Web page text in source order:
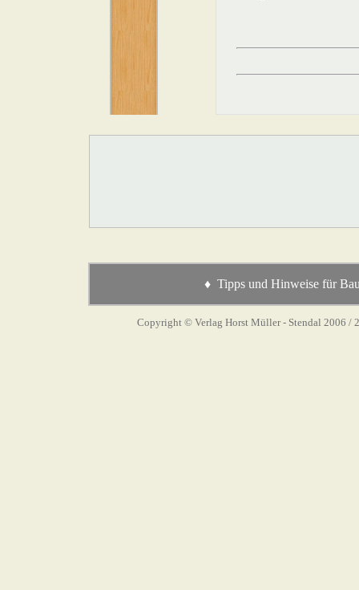
♦ Tipps und Hinweise für
Copyright © Verlag Horst Müller - Stendal 2006 /